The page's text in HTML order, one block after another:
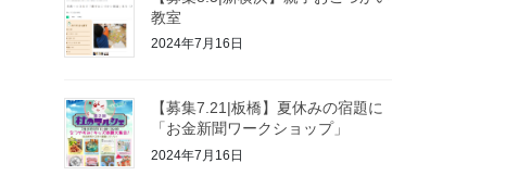
教室
2024年7月16日
【募集7.21|板橋】夏休みの宿題に
「お金新聞ワークショップ」
2024年7月16日